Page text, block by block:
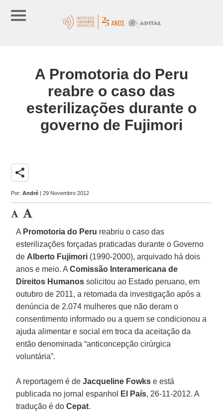
A Promotoria do Peru
reabre o caso das
esterilizações durante o
governo de Fujimori
share
Por:André | 29 Novembro 2012
A Promotoria do Peru reabriu o caso das
esterilizações forçadas praticadas durante o Governo
de Alberto Fujimori (1990-2000), arquivado há dois
anos e meio. AComissão Interamericana de
Direitos Humanos solicitou ao Estado peruano, em
outubro de 2011, a retomada da investigação após a
denúncia de 2.074 mulheres que não deram o
consentimento informado ou a quem se condicionou a
ajuda alimentar e social em troca da aceitação da
então denominada “anticoncepção cirúrgica
voluntária”.
A reportagem é deJacqueline Fowks e está
publicada no jornal espanhol
El País, 26-11-2012. A
tradução é doCepat.